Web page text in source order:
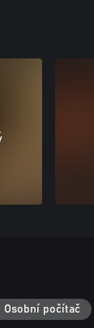
Osobní počítač